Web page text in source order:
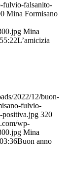
fulvio-falsanito-
Mina Formisano
Mina
L’amicizia
2022/12/buon-
fulvio-
positiva.jpg 320
wp-
Mina
Buon anno